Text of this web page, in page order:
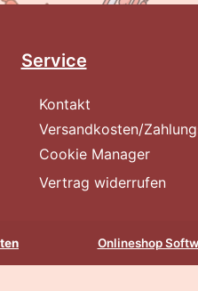
Service
Kontakt
Versandkosten/
Cookie Manager
Vertrag widerrufen
Onlineshop